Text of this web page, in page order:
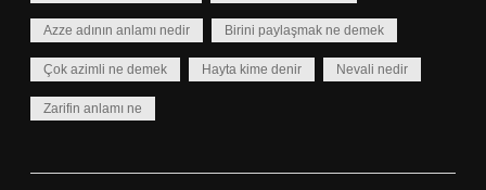
Azze adının anlamı nedir Birini paylaşmak ne demek
Çok azimli ne demek Hayta kime denir Nevali nedir
Zarifin anlamı ne